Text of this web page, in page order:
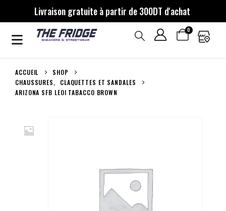
Livraison gratuite à partir de 300DT d'achat
0
ACCUEIL
SHOP
CHAUSSURES,
CLAQUETTES ET SANDALES
ARIZONA SFB LEOI TABACCO BROWN